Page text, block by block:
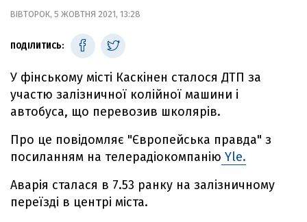
ВІВТОРОК, 5 ЖОВТНЯ 2021, 13:28
ПОДІЛИТИСЬ:
У фінському місті Каскінен сталося ДТП за
участю залізничної колійної машини і
автобуса, що перевозив школярів.
Про це повідомляє "Європейська правда" з
посиланням на телерадіокомпанію Yle.
Аварія сталася в 7.53 ранку на залізничному
переїзді в центрі міста.